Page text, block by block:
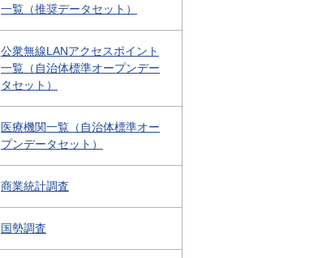
一覧（推奨データセット）
公衆無線LANアクセスポイント
一覧（自治体標準オープンデー
タセット）
医療機関一覧（自治体標準オー
プンデータセット）
商業統計調査
国勢調査